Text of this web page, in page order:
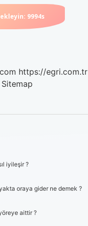
https://egri.com.tr
Sitemap
iyileşir ?
oraya gider ne demek ?
aittir ?